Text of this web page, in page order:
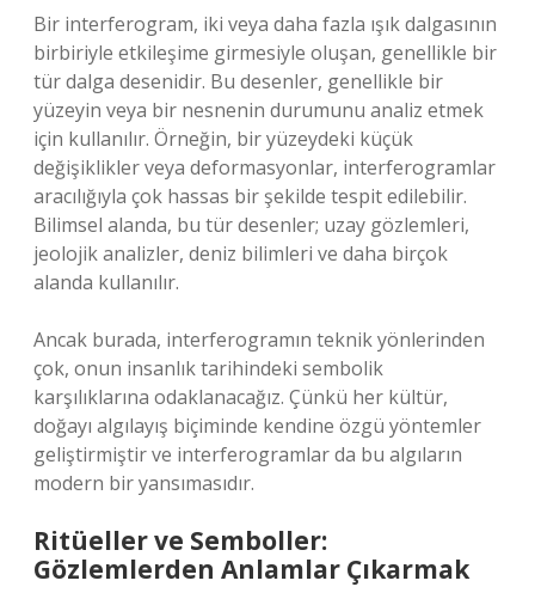
Bir interferogram, iki veya daha fazla ışık dalgasının
birbiriyle etkileşime girmesiyle oluşan, genellikle bir
tür dalga desenidir. Bu desenler, genellikle bir
yüzeyin veya bir nesnenin durumunu analiz etmek
için kullanılır. Örneğin, bir yüzeydeki küçük
değişiklikler veya deformasyonlar, interferogramlar
aracılığıyla çok hassas bir şekilde tespit edilebilir.
Bilimsel alanda, bu tür desenler; uzay gözlemleri,
jeolojik analizler, deniz bilimleri ve daha birçok
alanda kullanılır.
Ancak burada, interferogramın teknik yönlerinden
çok, onun insanlık tarihindeki sembolik
karşılıklarına odaklanacağız. Çünkü her kültür,
doğayı algılayış biçiminde kendine özgü yöntemler
geliştirmiştir ve interferogramlar da bu algıların
modern bir yansımasıdır.
Ritüeller ve Semboller:
Gözlemlerden Anlamlar Çıkarmak